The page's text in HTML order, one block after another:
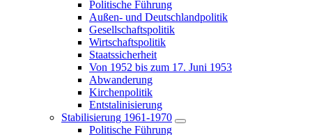
Politische Führung
Außen- und Deutschlandpolitik
Gesellschaftspolitik
Wirtschaftspolitik
Staatssicherheit
Von 1952 bis zum 17. Juni 1953
Abwanderung
Kirchenpolitik
Entstalinisierung
Stabilisierung 1961-1970
Politische Führung